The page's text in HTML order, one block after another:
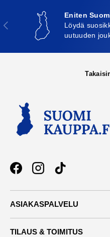
Edellinen
Eniten
Löydä
uutuuden
FacebookInstagramTikTok
ASIAKASPALVELU
TILAUS & TOIMITUS